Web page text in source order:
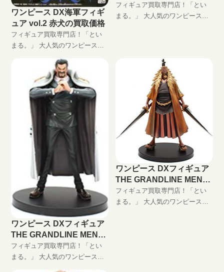
ワンピース DX海軍フィギ
ュア vol.2 赤犬の買取価格
フィギュア買取専門店！「とい
まる。」 大人気のワンピースプ
DX海軍フィギュア vol.2 赤犬高
価買取します！ DXF買取はとい
まる。におまかせ！ 完全無料の
宅配買取でフィギュアをお買い
取りします！
vol.0 シャンクスの買取価
格
フィギュア買取専門店！「とい
まる。」 大人気のワンピースプ
THE GRANDLINE MEN vol.0 シ
ャンクス高価買取します！ DXF
買取はといまる。におまかせ！
完全無料の宅配買取でフィギュ
アをお買い取りします！
ワンピース DXフィギュア
THE GRANDLINE MEN
vol.0 モンキー・D・ガー
プの買取価格
フィギュア買取専門店！「とい
まる。」 大人気のワンピースプ
ワンピース DXフィギュア
THE GRANDLINE MEN
vol.0-Ⅱ シキの買取価格
フィギュア買取専門店！「とい
まる。」 大人気のワンピースプ